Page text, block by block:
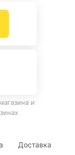
и
Доставка